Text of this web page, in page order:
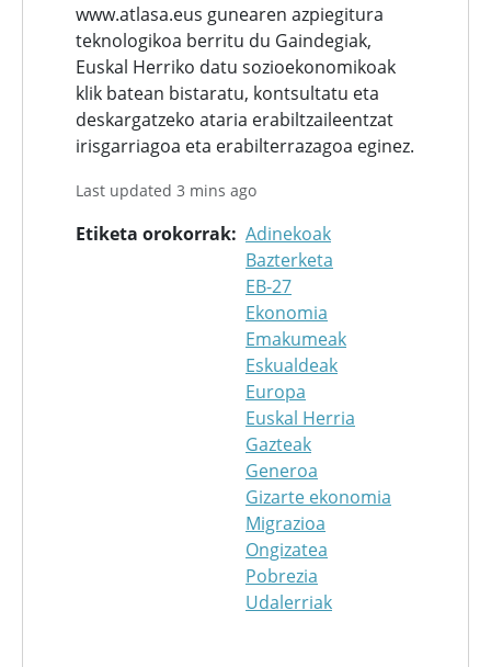
www.atlasa.eus gunearen azpiegitura
teknologikoa berritu du Gaindegiak,
Euskal Herriko datu sozioekonomikoak
klik batean bistaratu, kontsultatu eta
deskargatzeko ataria erabiltzaileentzat
irisgarriagoa eta erabilterrazagoa eginez.
Last updated 3 mins ago
Etiketa orokorrak Adinekoak
Bazterketa
EB-27
Ekonomia
Emakumeak
Eskualdeak
Europa
Euskal Herria
Gazteak
Generoa
Gizarte ekonomia
Migrazioa
Ongizatea
Pobrezia
Udalerriak